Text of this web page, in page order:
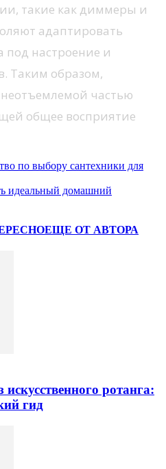
такие как диммеры и
адаптировать
под настроение и
Таким образом,
частью
общее восприятие
по выбору сантехники для
идеальный домашний
ЕЩЕ ОТ АВТОРА
ротанга:
гид